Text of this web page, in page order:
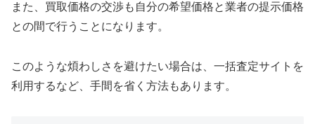
また、買取価格の交渉も自分の希望価格と業者の提示価格
との間で行うことになります。
このような煩わしさを避けたい場合は、一括査定サイトを
利用するなど、手間を省く方法もあります。